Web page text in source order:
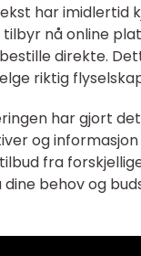
har imidlertid
tilbyr nå online
direkte.
riktig
har gjort
og
fra
behov og